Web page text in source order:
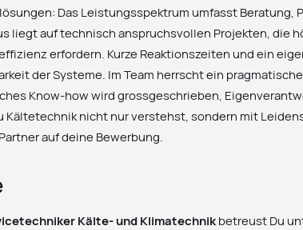
Das Leistungsspektrum umfasst Beratung,
liegt auf technisch anspruchsvollen Projekten, die
erfordern. Kurze Reaktionszeiten und ein
der Systeme. Im Team herrscht ein
Know-how wird grossgeschrieben,
Kältetechnik nicht nur verstehst, sondern mit
auf deine Bewerbung.
Kälte- und Klimatechnikbetreust Du